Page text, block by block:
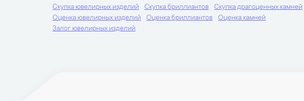
Скупка ювелирных изделий Скупка бриллиантов
Скупка драгоценных камней
Оценка ювелирных изделий
Оценка бриллиантов
Оценка камней
Залог ювелирных изделий